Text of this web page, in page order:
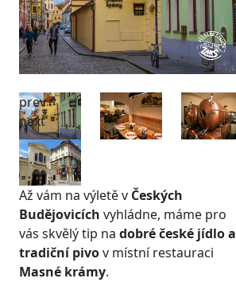
prev
next
Až vám na výletě v Českých
Budějovicích vyhládne, máme pro
vás skvělý tip na dobré české jídlo a
tradiční pivov místní restauraci
Masné krámy.